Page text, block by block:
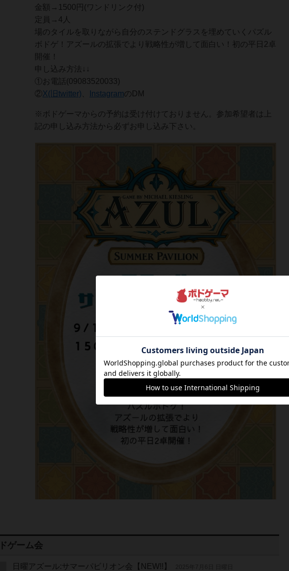
金額→1500円(ワンドリンク付)
定員→4人
場のタイルを取りながら自分のステンドグラスを埋めていくパズル
ボドゲ！アズールの拡張でより戦略性が増して面白い！初の平日2卓
開催！
申し込み方法↓↓
①お電話(09083520033)
②X(旧twitter) InstagramのDM
※ボドゲーマからの予約は受け付けておりません。参加希望者は上
記の申し込み方法から必ずお申し込み下さい。
ゲーム会
日曜アズール:サマーパビリオン会【NEW!!】